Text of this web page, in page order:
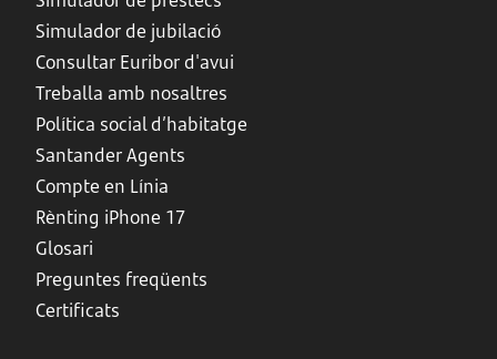
Simulador de jubilació
Consultar Euribor d'avui
Treballa amb nosaltres
Política social d’habitatge
Santander Agents
Compte en Línia
Rènting iPhone 17
Glosari
Preguntes freqüents
Certificats